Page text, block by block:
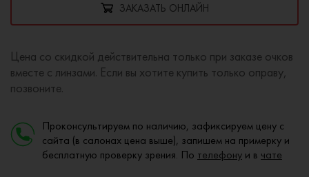
ЗАКАЗАТЬ ОНЛАЙН
Цена со скидкой действительна только при заказе очков
вместе с линзами. Если вы хотите купить только оправу,
позвоните.
Проконсультируем по наличию, зафиксируем цену с
сайта (в салонах цена выше), запишем на примерку и
бесплатную проверку зрения. По телефону и в чате